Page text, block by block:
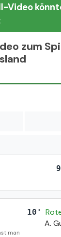
Video
zum
10'
A.
man